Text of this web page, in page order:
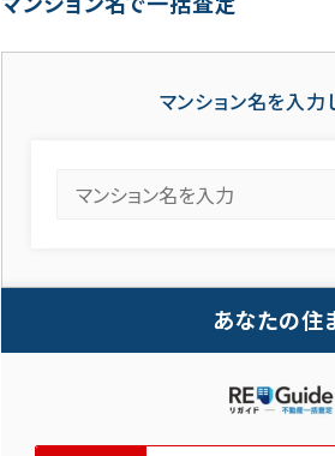
マンション名を入力
あなたの住